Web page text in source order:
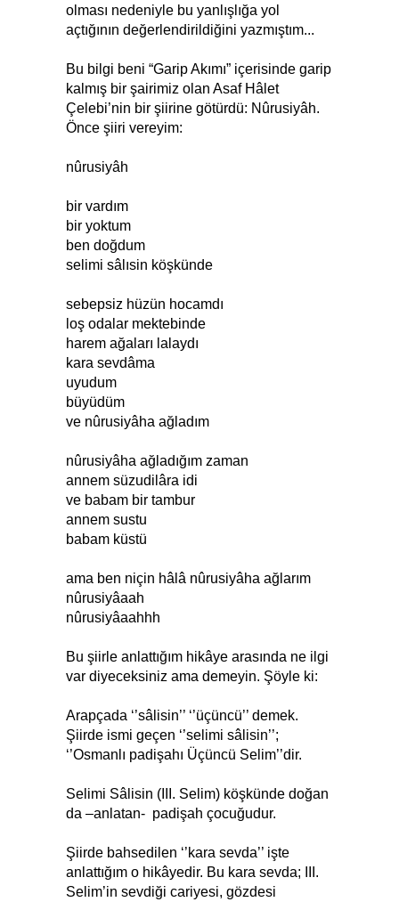
olması nedeniyle bu yanlışlığa yol
açtığının değerlendirildiğini yazmıştım...
Bu bilgi beni “Garip Akımı” içerisinde garip
kalmış bir şairimiz olan Asaf Hâlet
Çelebi’nin bir şiirine götürdü: Nûrusiyâh.
Önce şiiri vereyim:
nûrusiyâh
bir vardım
bir yoktum
ben doğdum
selimi sâlısin köşkünde
sebepsiz hüzün hocamdı
loş odalar mektebinde
harem ağaları lalaydı
kara sevdâma
uyudum
büyüdüm
ve nûrusiyâha ağladım
nûrusiyâha ağladığım zaman
annem süzudilâra idi
ve babam bir tambur
annem sustu
babam küstü
ama ben niçin hâlâ nûrusiyâha ağlarım
nûrusiyâaah
nûrusiyâaahhh
Bu şiirle anlattığım hikâye arasında ne ilgi
var diyeceksiniz ama demeyin. Şöyle ki:
Arapçada ‘’sâlisin’’ ‘’üçüncü’’ demek.
Şiirde ismi geçen ‘’selimi sâlisin’’;
‘’Osmanlı padişahı Üçüncü Selim’’dir.
Selimi Sâlisin (III. Selim) köşkünde doğan
da –anlatan- padişah çocuğudur.
Şiirde bahsedilen ‘’kara sevda’’ işte
anlattığım o hikâyedir. Bu kara sevda; III.
Selim’in sevdiği cariyesi, gözdesi